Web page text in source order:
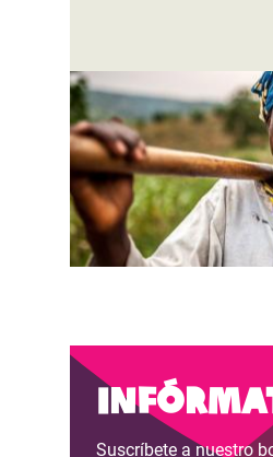
Suscríbete a nuestro